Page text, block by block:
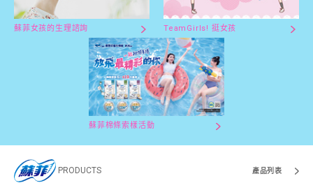
蘇菲女孩的生理諮詢 TeamGirls! 挺女孩
蘇菲棉條索樣活動
PRODUCTS 產品列表